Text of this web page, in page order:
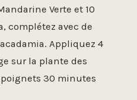
Verte et 10
complétez avec de
Appliquez 4
sur la plante des
30 minutes